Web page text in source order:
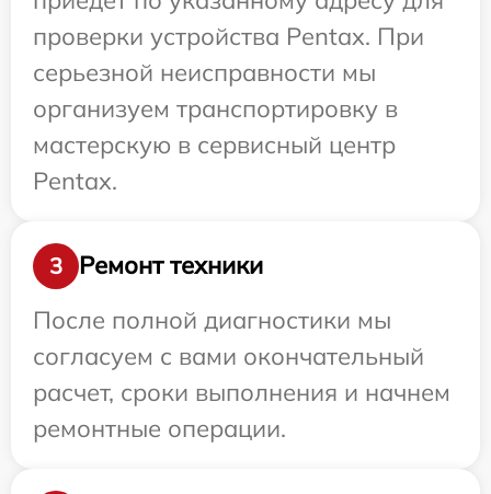
проверки устройства Pentax. При
серьезной неисправности мы
организуем транспортировку в
мастерскую в сервисный центр
Pentax.
3
Ремонт техники
После полной диагностики мы
согласуем с вами окончательный
расчет, сроки выполнения и начнем
ремонтные операции.